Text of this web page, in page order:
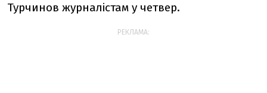
Турчинов журналістам у четвер.
РЕКЛАМА: